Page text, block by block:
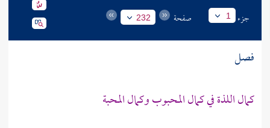
جزء 1 صفحة 232
فصل
كمال اللذة في كمال المحبوب وكمال المحبة